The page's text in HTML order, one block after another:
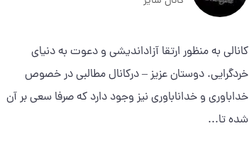
کانالی به منظور ارتقا آزاداندیشی و دعوت به دنیای
خردگرایی. دوستان عزیز – درکانال مطالبی در خصوص
خداباوری و خداناباوری نیز وجود دارد که صرفا سعی بر آن
شده تا...